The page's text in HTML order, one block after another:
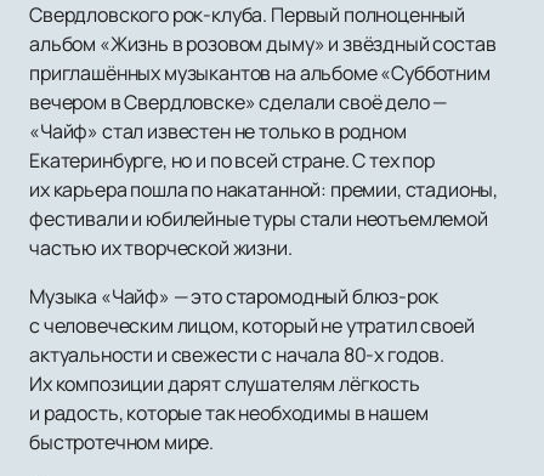
Свердловского рок-клуба. Первый полноценный
альбом «Жизнь в розовом дыму» и звёздный состав
приглашённых музыкантов на альбоме «Субботним
вечером в Свердловске» сделали своё дело —
«Чайф» стал известен не только в родном
Екатеринбурге, но и по всей стране. С тех пор
их карьера пошла по накатанной: премии, стадионы,
фестивали и юбилейные туры стали неотъемлемой
частью их творческой жизни.
Музыка «Чайф» — это старомодный блюз-рок
с человеческим лицом, который не утратил своей
актуальности и свежести с начала 80-х годов.
Их композиции дарят слушателям лёгкость
и радость, которые так необходимы в нашем
быстротечном мире.